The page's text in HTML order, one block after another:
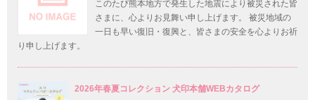
このたび熊本地方で発生した地震により被災された皆
さまに、心よりお見舞い申し上げます。 被災地域の
一日も早い復旧・復興と、皆さまの安全を心よりお祈
り申し上げます。
2026年春夏コレクション 犬印本舗WEBカタログ